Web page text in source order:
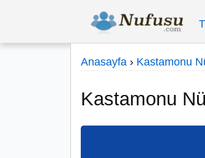
Anasayfa › Kastamonu
Kastamonu